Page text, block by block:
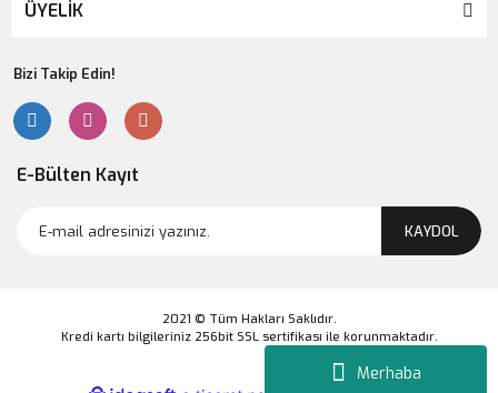
Merhaba
ÜYELİK
Bizi Takip Edin!
E-Bülten Kayıt
KAYDOL
2021 © Tüm Hakları Saklıdır.
Kredi kartı bilgileriniz 256bit SSL sertifikası ile korunmaktadır.